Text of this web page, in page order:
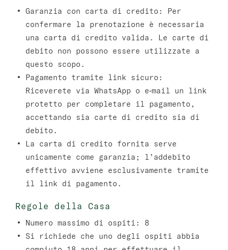
Garanzia con carta di credito:
Per
confermare la prenotazione è necessaria
una carta di credito valida. Le carte di
debito non possono essere utilizzate a
questo scopo.
Pagamento tramite link sicuro:
Riceverete via WhatsApp o e‑mail un link
protetto per completare il pagamento,
accettando sia carte di credito sia di
debito.
La carta di credito fornita serve
unicamente come garanzia; l’addebito
effettivo avviene esclusivamente tramite
il link di pagamento.
Regole della Casa
Numero massimo di ospiti: 8
Si richiede che uno degli ospiti abbia